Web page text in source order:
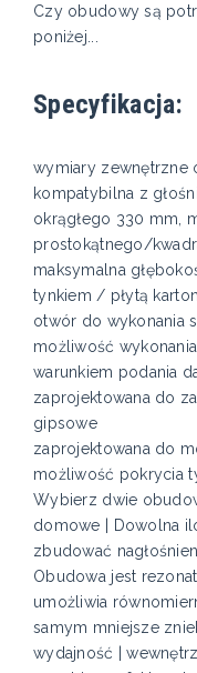
Czy obudowy są
poniżej...
Specyfikacja:
wymiary zewnętrzne
kompatybilna z
okrągłego 330 mm,
prostokątnego/
maksymalna
tynkiem / płytą
otwór do wykonania
możliwość
warunkiem podania
zaprojektowana do
gipsowe
zaprojektowana do
możliwość pokrycia
Wybierz dwie
domowe | Dowolna
zbudować
Obudowa jest
umożliwia
samym mniejsze
wydajność |